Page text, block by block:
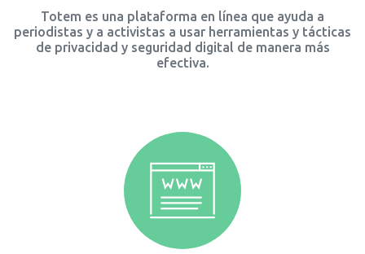
Totem es una plataforma en línea que ayuda a
periodistas y a activistas a usar herramientas y tácticas
de privacidad y seguridad digital de manera más
efectiva.